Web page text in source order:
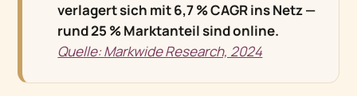
verlagert sich mit 6,7 % CAGR ins Netz —
rund 25 % Marktanteil sind online.
Quelle: Markwide Research, 2024